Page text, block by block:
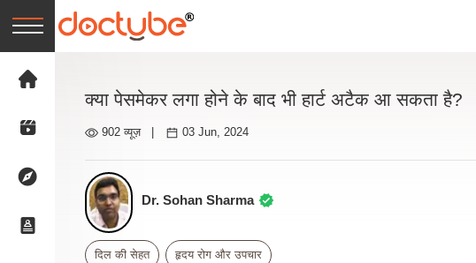
क्या पेसमेकर लगा होने के बाद भी हार्ट अटैक आ सकता है?
902 व्यूज़ 03 Jun, 2024
Dr. Sohan Sharma
दिल की सेहत हृदय रोग और उपचार